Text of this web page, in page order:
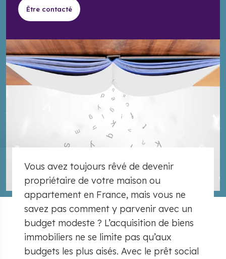
Être contacté
Vous avez toujours rêvé de devenir
propriétaire de votre maison ou
appartement en France, mais vous ne
savez pas comment y parvenir avec un
budget modeste ? L’acquisition de biens
immobiliers ne se limite pas qu’aux
budgets les plus aisés. Avec le prêt social